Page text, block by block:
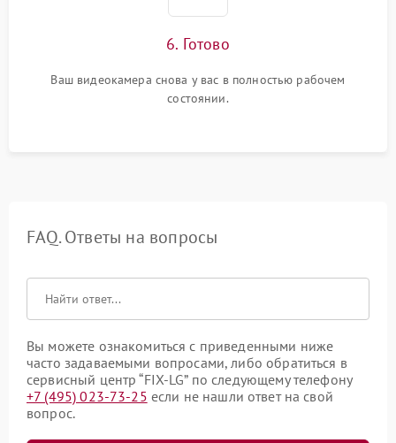
6. Готово
Ваш видеокамера снова у вас в полностью рабочем
состоянии.
FAQ. Ответы на вопросы
Вы можете ознакомиться с приведенными ниже
часто задаваемыми вопросами, либо обратиться в
сервисный центр “FIX-LG” по следующему телефону
+7 (495) 023-73-25 если не нашли ответ на свой
вопрос.